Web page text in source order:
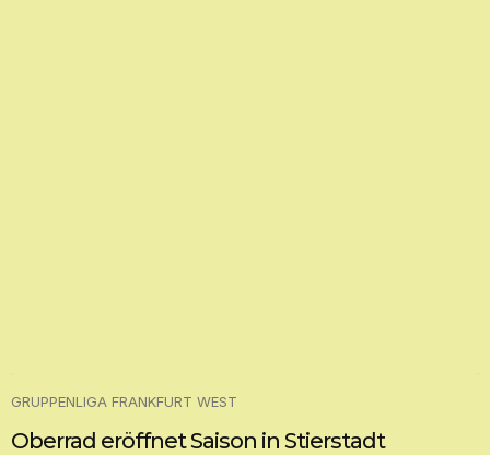
GRUPPENLIGA FRANKFURT WEST
Oberrad eröffnet Saison in Stierstadt